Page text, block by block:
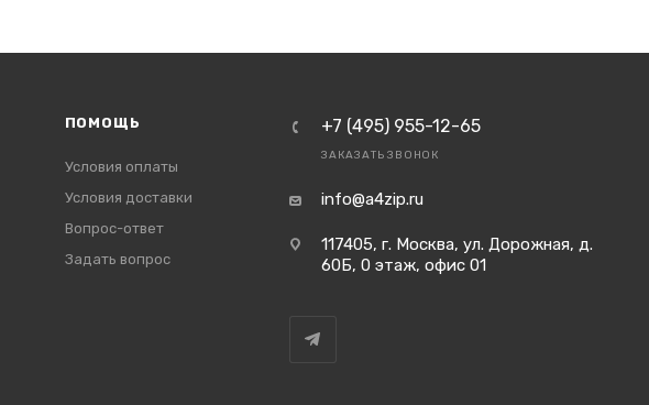
ПОМОЩЬ
Условия оплаты
Условия доставки
Вопрос-ответ
Задать вопрос
+7 (495) 955-12-65
ЗАКАЗАТЬ ЗВОНОК
info@a4zip.ru
117405, г. Москва, ул. Дорожная, д.
60Б, 0 этаж, офис 01